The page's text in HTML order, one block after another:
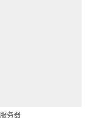
务器